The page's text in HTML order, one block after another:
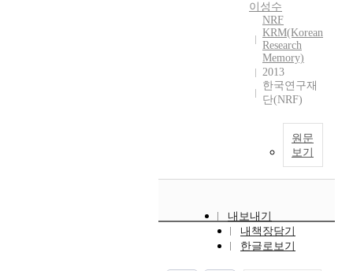
이성수
NRF
KRM(Korean
Research
Memory)
2013
한국연구재
단(NRF)
원문
보기
내보내기
내책장담기
한글로보기